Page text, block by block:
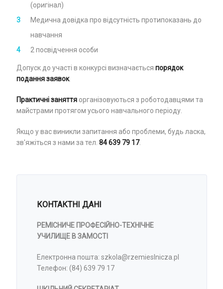
(оригінал)
Медична довідка про відсутність протипоказань до
навчання
2 посвідчення особи
Допуск до участі в конкурсі визначається порядок
подання заявок.
Практичні заняттяорганізовуються з роботодавцями та
майстрами протягом усього навчального періоду.
Якщо у вас виникли запитання або проблеми, будь ласка,
зв'яжіться з нами за тел. 84 639 79 17.
КОНТАКТНІ ДАНІ
РЕМІСНИЧЕ ПРОФЕСІЙНО-ТЕХНІЧНЕ
УЧИЛИЩЕ В ЗАМОСТІ
Електронна пошта: szkola@rzemieslnicza.pl
Телефон: (84) 639 79 17